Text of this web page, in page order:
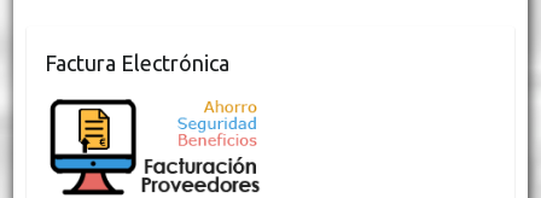
Factura Electrónica